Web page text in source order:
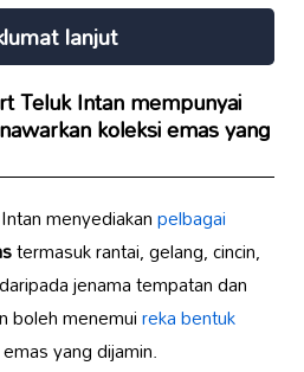
lanjut
Teluk Intan mempunyai
koleksi emas yang
menyediakanpelbagai
termasuk rantai, gelang, cincin,
jenama tempatan dan
boleh menemuireka bentuk
yang dijamin.